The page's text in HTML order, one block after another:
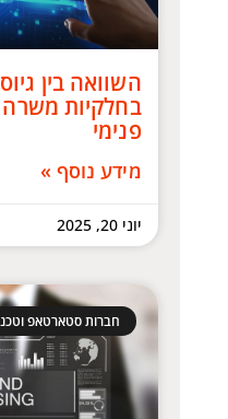
פנימי
מידע נוסף »
יוני 20, 2025
חברות סטארטאפ